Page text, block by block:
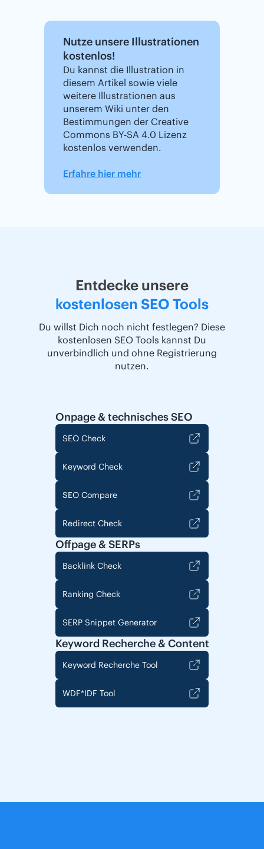
Nutze unsere Illustrationen
kostenlos!
Du kannst die Illustration in
diesem Artikel sowie viele
weitere Illustrationen aus
unserem Wiki unter den
Bestimmungen der Creative
Commons BY-SA 4.0 Lizenz
kostenlos verwenden.
Erfahre hier mehr
Entdecke unsere
kostenlosen SEO Tools
Du willst Dich noch nicht festlegen? Diese
kostenlosen SEO Tools kannst Du
unverbindlich und ohne Registrierung
nutzen.
Onpage & technisches SEO
SEO Check
Keyword Check
SEO Compare
Redirect Check
Offpage & SERPs
Backlink Check
Ranking Check
SERP Snippet Generator
Keyword Recherche & Content
Keyword Recherche Tool
WDF*IDF Tool